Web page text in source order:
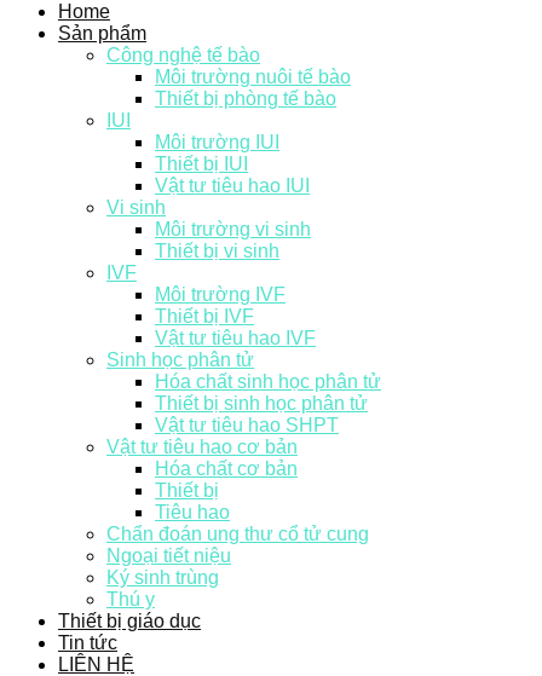
Home
Sản phẩm
Công nghệ tế bào
Môi trường nuôi tế bào
Thiết bị phòng tế bào
IUI
Môi trường IUI
Thiết bị IUI
Vật tư tiêu hao IUI
Vi sinh
Môi trường vi sinh
Thiết bị vi sinh
IVF
Môi trường IVF
Thiết bị IVF
Vật tư tiêu hao IVF
Sinh học phân tử
Hóa chất sinh học phân tử
Thiết bị sinh học phân tử
Vật tư tiêu hao SHPT
Vật tư tiêu hao cơ bản
Hóa chất cơ bản
Thiết bị
Tiêu hao
Chẩn đoán ung thư cổ tử cung
Ngoại tiết niệu
Ký sinh trùng
Thú y
Thiết bị giáo dục
Tin tức
LIÊN HỆ